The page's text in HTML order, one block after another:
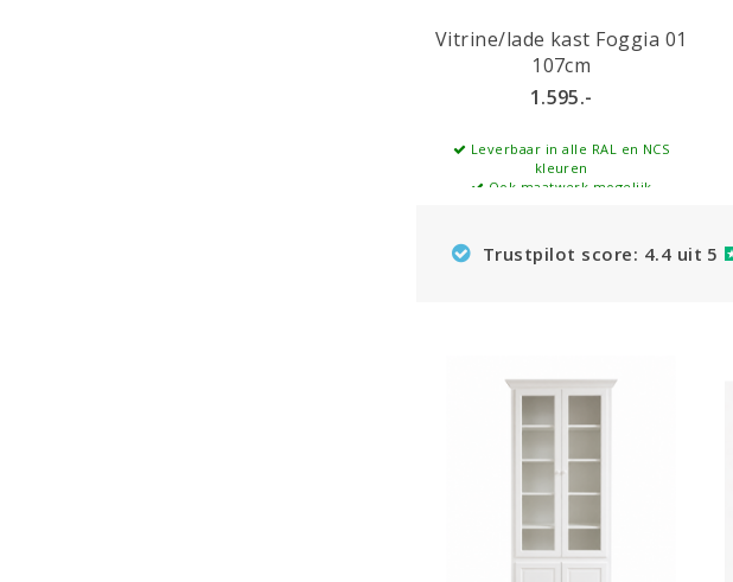
Vitrine/lade kast Foggia 01
107cm
1.595.-
Leverbaar in alle RAL en NCS
kleuren
Ook maatwerk mogelijk
Trustpilot score: 4.4 uit 5